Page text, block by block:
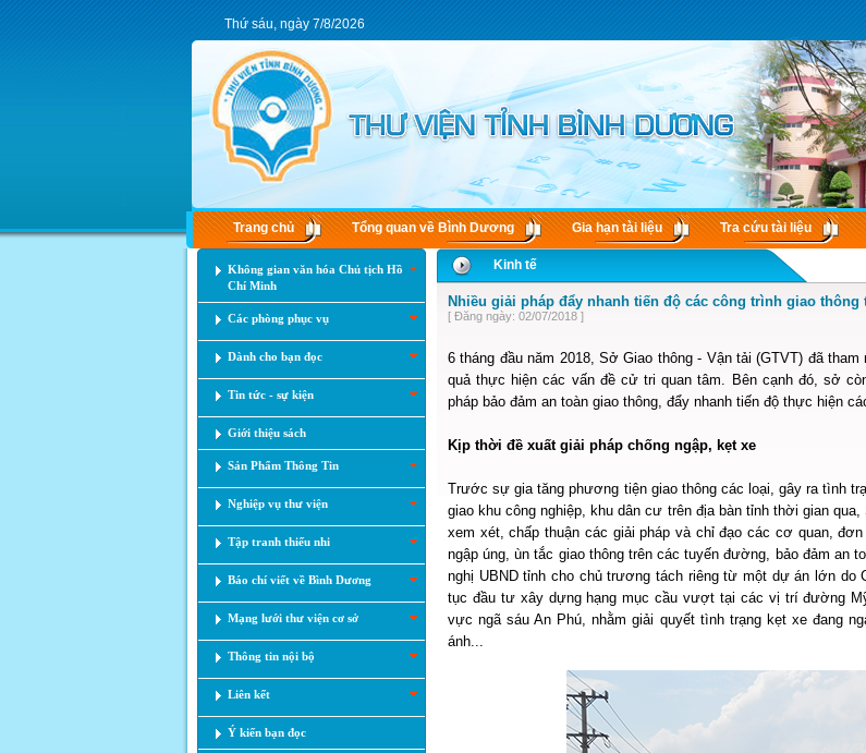
Thứ sáu, ngày 7/8/2026
Trang chủ Tổng quan về Bình Dương Gia hạn tài liệu Tra cứu tài liệu
Không gian văn hóa Chủ tịch Hồ
Chí Minh
Các phòng phục vụ
Dành cho bạn đọc
Tin tức - sự kiện
Giới thiệu sách
Sản Phẩm Thông Tin
Nghiệp vụ thư viện
Tập tranh thiếu nhi
Báo chí viết về Bình Dương
Mạng lưới thư viện cơ sở
Thông tin nội bộ
Liên kết
Ý kiến bạn đọc
Kinh tế
Nhiều giải pháp đẩy nhanh tiến độ các công trình giao thông
[ Đăng ngày: 02/07/2018 ]
6 tháng đầu năm 2018, Sở Giao thông - Vận tải (GTVT) đã
quả thực hiện các vấn đề cử tri quan tâm. Bên cạnh đó, sở
pháp bảo đảm an toàn giao thông, đẩy nhanh tiến độ thực hiện
Kịp thời đề xuất giải pháp chống ngập, kẹt xe
Trước sự gia tăng phương tiện giao thông các loại, gây ra tình
giao khu công nghiệp, khu dân cư trên địa bàn tỉnh thời gian
xem xét, chấp thuận các giải pháp và chỉ đạo các cơ quan,
ngập úng, ùn tắc giao thông trên các tuyến đường, bảo đảm
nghị UBND tỉnh cho chủ trương tách riêng từ một dự án lớn
tục đầu tư xây dựng hạng mục cầu vượt tại các vị trí đường
vực ngã sáu An Phú, nhằm giải quyết tình trạng kẹt xe đang
ánh...